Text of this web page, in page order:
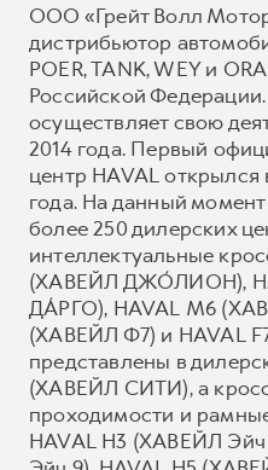
ООО «Грейт Волл
дистрибьютор
POER, TANK, WEY и
Российской
осуществляет свою
2014 года. Первый
центр HAVAL
года. На данный
более 250 дилерских
интеллектуальные
(ХАВЕЙЛ ДЖО́ЛИОН),
ДА́РГО), HAVAL М6
(ХАВЕЙЛ Ф7) и HAVAL
представлены в
(ХАВЕЙЛ СИТИ), а
проходимости и
HAVAL H3 (ХАВЕЙЛ